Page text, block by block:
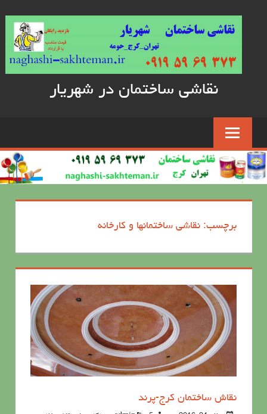
نقاشی ساختمان در شهریار
برچسب: نقاشی ساختمانها و کارخانه
نقاش ساختمان کرج-پرند